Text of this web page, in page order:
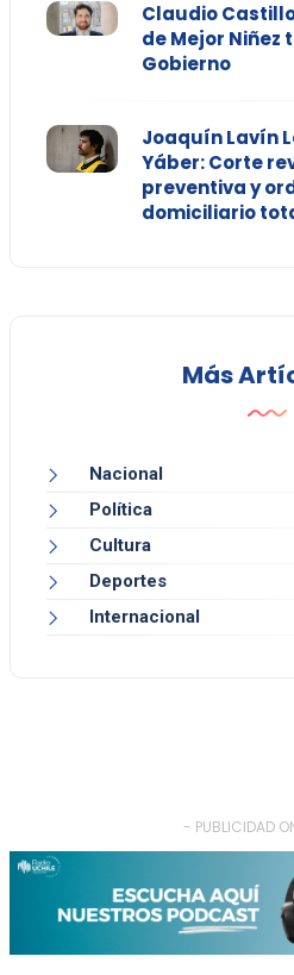
Claudio
de Mejor
Gobierno
Joaquín Lavín
Yáber: Corte
preventiva y
domiciliario
Más
Nacional
Política
Cultura
Deportes
Internacional
- PUBLICIDAD